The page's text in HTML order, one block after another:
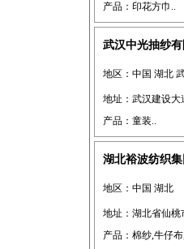
产品：印花方巾..
武汉中光抽纱有
地区：中国 湖北
地址：武汉建设大
产品：童装..
湖北裕波纺织
地区：中国 湖北
地址：湖北省仙桃
产品：棉纱,牛仔